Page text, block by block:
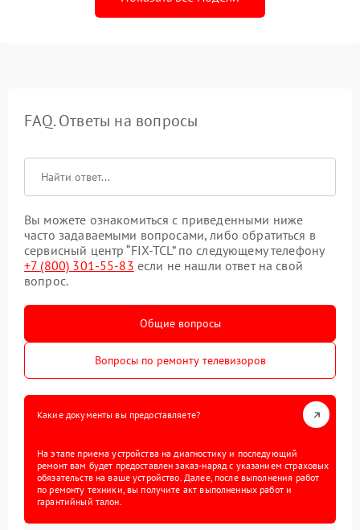
FAQ. Ответы на вопросы
Вы можете ознакомиться с приведенными ниже
часто задаваемыми вопросами, либо обратиться в
сервисный центр “FIX-TCL” по следующему телефону
+7 (800) 301-55-83 если не нашли ответ на свой
вопрос.
Общие вопросы
Вопросы по ремонту телевизоров
Какие документы вы предоставляете?
На этапе приема устройства на диагностику и последующий
ремонт вам будет предоставлен заказ-наряд с указанием страховых
обязательств на ваше устройство. Далее, после выполнения работ
по ремонту техники, вы получите акт выполненных работ и
гарантийный талон.